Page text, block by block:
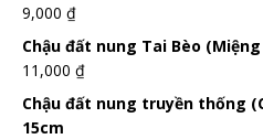
9,000 ₫
Chậu đất nung Tai Bèo (Miệng
11,000 ₫
Chậu đất nung truyền thống
15cm